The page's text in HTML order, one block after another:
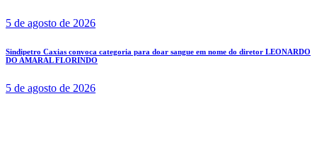
5 de agosto de 2026
Sindipetro Caxias convoca categoria para doar sangue em nome do diretor LEONARDO
DO AMARAL FLORINDO
5 de agosto de 2026